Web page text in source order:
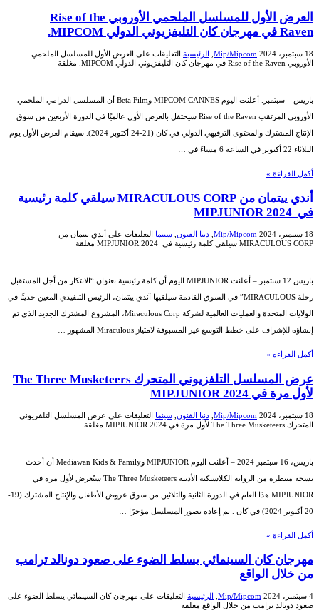
العرض الأول للمسلسل الملحمي الأوروبي Rise of the
Raven في مهرجان كان التليفزيوني الدولي MIPCOM.
18 سبتمبر، 2024 Mip/Mipcom الرئيسية التعليقات على العرض الأول للمسلسل الملحمي
الأوروبي Rise of the Raven في مهرجان كان التليفزيوني الدولي MIPCOM. مغلقة
باريس – سبتمبر. أعلنت اليوم MIPCOM CANNES وBeta Film أن المسلسل الدرامي الملحمي
الأوروبي المرتقب Rise of the Raven سيحتفل بالعرض الأول عالميًا في الدورة الأربعين من سوق
الإنتاج المشترك والمحتوى الترفيهي الدولي في كان (21-24 أكتوبر 2024). سيقام العرض الأول يوم
الثلاثاء 22 أكتوبر في الساعة 6 مساءً في …
أكمل القراءة »
أندي ييتمان من MIRACULOUS CORP سيلقي كلمة رئيسية
في MIPJUNIOR 2024
18 سبتمبر، 2024 Mip/Mipcom دنيا الفنون سينما التعليقات على أندي ييتمان من
MIRACULOUS CORP سيلقي كلمة رئيسية في MIPJUNIOR 2024 مغلقة
باريس 12 سبتمبر – أعلنت MIPJUNIOR اليوم أن كلمة رئيسية بعنوان “الابتكار من أجل المستقبل:
رحلة MIRACULOUS” في السوق القادمة سيلقيها آندي ييتمان، الرئيس التنفيذي المعين حديثًا في
الولايات المتحدة والعمليات العالمية لشركة Miraculous Corp، المشروع المشترك الجديد الذي تم
إنشاؤه للإشراف على خطط التوسع غير المسبوقة لامتياز Miraculous المشهور …
أكمل القراءة »
عرض المسلسل التلفزيوني المتحرك The Three Musketeers
لأول مرة في MIPJUNIOR 2024
18 سبتمبر، 2024 Mip/Mipcom دنيا الفنون سينما التعليقات على عرض المسلسل التلفزيوني
المتحرك The Three Musketeers لأول مرة في MIPJUNIOR 2024 مغلقة
باريس، 16 سبتمبر 2024 – أعلنت اليوم MIPJUNIOR وMediawan Kids & Family أن أحدث
نسخة منتظرة من الرواية الكلاسيكية الأدبية The Three Musketeers ستُعرض لأول مرة في
MIPJUNIOR هذا العام في الدورة الثانية والثلاثين من سوق عروض الأطفال والإنتاج المشترك (19-
20 أكتوبر 2024) في كان . تم إعادة تصور المسلسل مؤخرًا …
أكمل القراءة »
مهرجان كان السينمائي يسلط الضوء على صعود دونالد ترامب
من خلال الواقع
4 سبتمبر، 2024 Mip/Mipcom الرئيسية التعليقات على مهرجان كان السينمائي يسلط الضوء على
صعود دونالد ترامب من خلال الواقع مغلقة